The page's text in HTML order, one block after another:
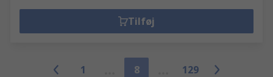
Tilføj
1 8
129